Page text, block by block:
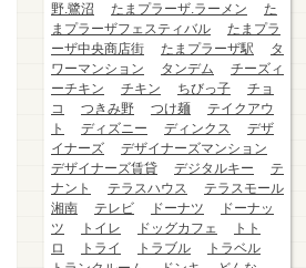
野.鷺沼
たまプラーザ.ラーメン
た
まプラーザフェスティバル
たまプラ
ーザ中央商店街
たまプラーザ駅
タ
ワーマンション
タンデム
チーズィ
ーチキン
チキン ちびっ子
チョ
コ
つきみ野 つけ麺
テイクアウ
ト
ディズニー ディンクス
デザ
イナーズ
デザイナーズマンション
デザイナーズ賃貸
デジタルキー
テ
ナント
テラスハウス
テラスモール
湘南
テレビ ドーナツ
ドーナッ
ツ
トイレ ドッグカフェ
トト
ロ
トライ トラブル
トラベル